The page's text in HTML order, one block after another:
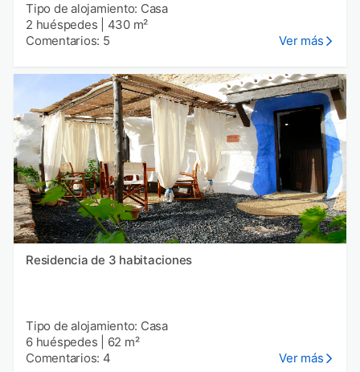
Tipo de alojamiento: Casa
2 huéspedes
430 m²
Comentarios: 5
Ver más
Residencia de 3 habitaciones
Tipo de alojamiento: Casa
6 huéspedes
62 m²
Comentarios: 4
Ver más